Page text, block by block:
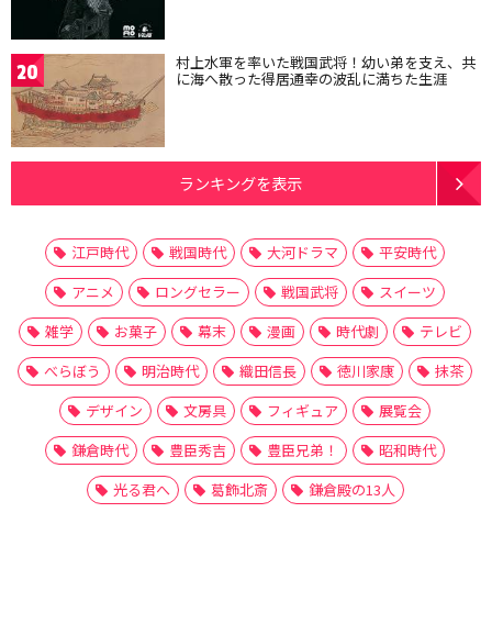
20 村上水軍を率いた戦国武将！幼い弟を支え、共
に海へ散った得居通幸の波乱に満ちた生涯
ランキングを表示
江戸時代 戦国時代 大河ドラマ
平安時代
アニメ
ロングセラー 戦国武将
スイーツ
雑学
お菓子 幕末 漫画 時代劇
テレビ
べらぼう
明治時代 織田信長 徳川家康
抹茶
デザイン
文房具 フィギュア
展覧会
鎌倉時代
豊臣秀吉 豊臣兄弟！
昭和時代
光る君へ
葛飾北斎 鎌倉殿の13人